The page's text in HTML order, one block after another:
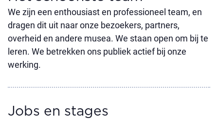
We zijn een enthousiast en professioneel team, en
dragen dit uit naar onze bezoekers, partners,
overheid en andere musea. We staan open om bij te
leren. We betrekken ons publiek actief bij onze
werking.
Jobs en stages